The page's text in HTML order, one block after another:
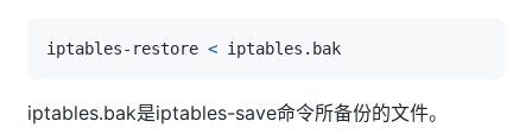
iptables-restore <
iptables.bak是iptables-save命令所备份的文件。